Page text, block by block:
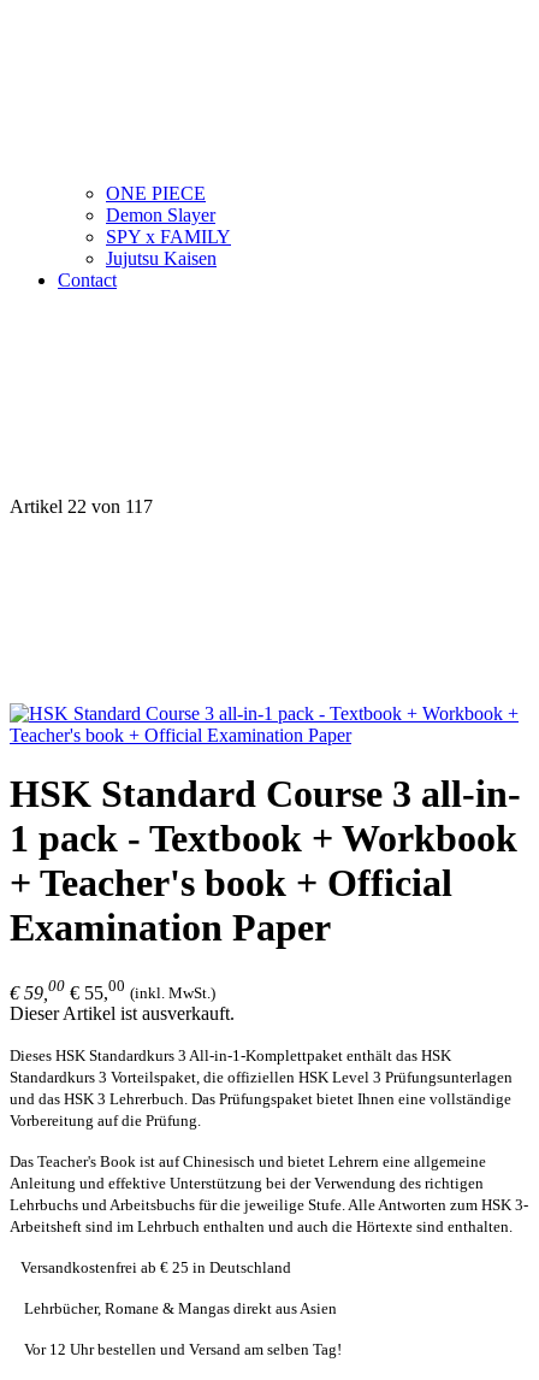
ONE PIECE
Demon Slayer
SPY x FAMILY
Jujutsu Kaisen
Contact
Artikel 22 von 117
HSK Standard Course 3 all-in-
1 pack - Textbook + Workbook
+ Teacher's book + Official
Examination Paper
€ 59, 00 € 55, 00 (inkl. MwSt.)
Dieser Artikel ist ausverkauft.
Dieses HSK Standardkurs 3 All-in-1-Komplettpaket enthält das HSK
Standardkurs 3 Vorteilspaket, die offiziellen HSK Level 3 Prüfungsunterlagen
und das HSK 3 Lehrerbuch. Das Prüfungspaket bietet Ihnen eine vollständige
Vorbereitung auf die Prüfung.
Das Teacher's Book ist auf Chinesisch und bietet Lehrern eine allgemeine
Anleitung und effektive Unterstützung bei der Verwendung des richtigen
Lehrbuchs und Arbeitsbuchs für die jeweilige Stufe. Alle Antworten zum HSK 3-
Arbeitsheft sind im Lehrbuch enthalten und auch die Hörtexte sind enthalten.
Versandkostenfrei ab € 25 in Deutschland
Lehrbücher, Romane & Mangas direkt aus Asien
Vor 12 Uhr bestellen und Versand am selben Tag!